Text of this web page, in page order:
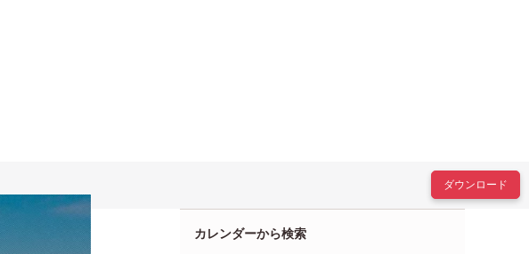
ダウンロード
カレンダーから検索